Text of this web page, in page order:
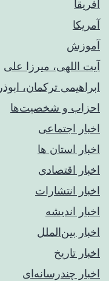
آفریقا
آمریکا
آموزش
آیت اللهی، میرزا علی
ابراهیمی ترکمان، ابوذر
احزاب و شخصیت‌ها
اخبار اجتماعی
اخبار استان ها
اخبار اقتصادی
اخبار انتشارات
اخبار اندیشه
اخبار بین‌الملل
اخبار تاریخ
اخبار چندرسانه‌ای